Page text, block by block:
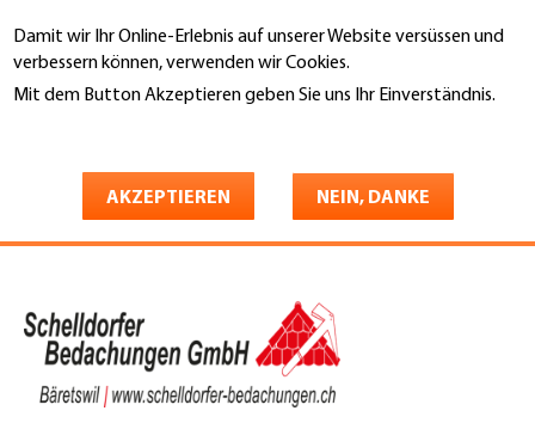
Damit wir Ihr Online-Erlebnis auf unserer Website versüssen und
verbessern können, verwenden wir Cookies.
Mit dem Button Akzeptieren geben Sie uns Ihr Einverständnis.
AKZEPTIEREN NEIN, DANKE
zum
Inhalt
Schelldorfer Bedachungen
GmbH